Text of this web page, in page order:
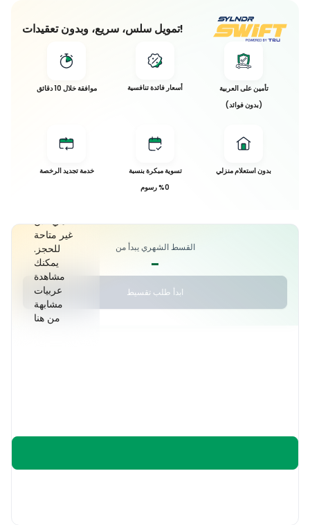
تمويل سلس، سريع، وبدون تعقيدات!
موافقة خلال 10 دقائق أسعار فائدة تنافسية
تأمين على العربية
(بدون فوائد)
خدمة تجديد الرخصة
تسوية مبكرة بنسبة
0% رسوم
بدون استعلام منزلي
القسط الشهري يبدأ من
-
ابدأ طلب تقسيط
تم بيع
العربية!
غير متاحة
للحجز.
يمكنك
مشاهدة
عربيات
مشابهة
من هنا